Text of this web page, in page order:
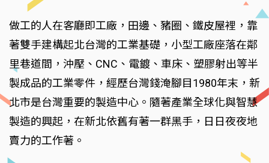
做工的人在客廳即工廠，田邊、豬圈、鐵皮屋裡，靠
著雙手建構起北台灣的工業基礎，小型工廠座落在鄰
里巷道間，沖壓、CNC、電鍍、車床、塑膠射出等半
製成品的工業零件，經歷台灣錢淹腳目1980年末，新
北市是台灣重要的製造中心。隨著產業全球化與智慧
製造的興起，在新北依舊有著一群黑手，日日夜夜地
賣力的工作著。